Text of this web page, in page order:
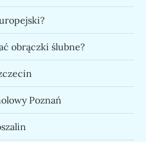
obrączki ślubne?
Poznań